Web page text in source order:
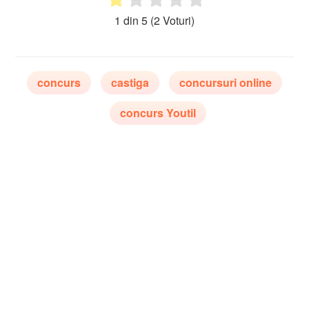
1 din 5(2 Voturi)
concurs castiga
concursuri online
concurs Youtil